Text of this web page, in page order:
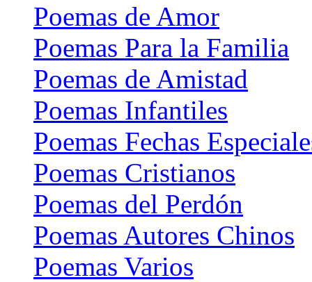
Poemas de Amor
Poemas Para la Familia
Poemas de Amistad
Poemas Infantiles
Poemas Fechas
Poemas Cristianos
Poemas del Perdón
Poemas Autores Chinos
Poemas Varios